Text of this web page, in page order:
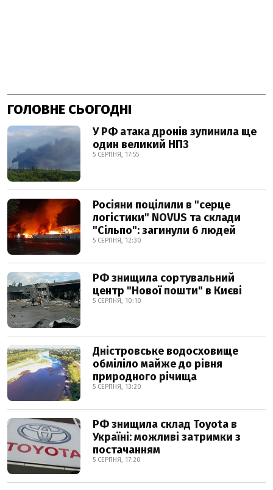
ГОЛОВНЕ СЬОГОДНІ
У РФ атака дронів зупинила ще
один великий НПЗ
5 СЕРПНЯ, 17:55
Росіяни поцілили в "серце
логістики" NOVUS та склади
"Сільпо": загинули 6 людей
5 СЕРПНЯ, 12:30
РФ знищила сортувальний
центр "Нової пошти" в Києві
5 СЕРПНЯ, 10:10
Дністровське водосховище
обміліло майже до рівня
природного річища
5 СЕРПНЯ, 13:20
РФ знищила склад Toyota в
Україні: можливі затримки з
постачанням
5 СЕРПНЯ, 17:20